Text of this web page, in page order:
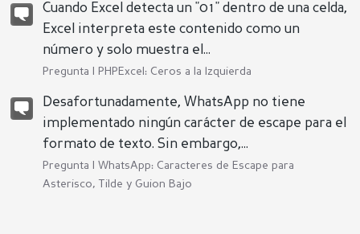
Cuando Excel detecta un "01" dentro de una celda,
Excel interpreta este contenido como un
número y solo muestra el...
Pregunta | PHPExcel: Ceros a la Izquierda
Desafortunadamente, WhatsApp no tiene
implementado ningún carácter de escape para el
formato de texto. Sin embargo,...
Pregunta |WhatsApp: Caracteres de Escape para
Asterisco, Tilde y Guion Bajo